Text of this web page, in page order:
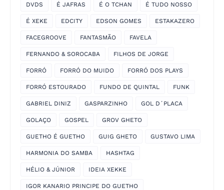
DVDS É JAFRAS É O TCHAN É TUDO NOSSO
É XEKE EDCITY EDSON GOMES ESTAKAZERO
FACEGROOVE FANTASMÃO FAVELA
FERNANDO & SOROCABA FILHOS DE JORGE
FORRÓ FORRÓ DO MUIDO FORRÓ DOS PLAYS
FORRÓ ESTOURADO FUNDO DE QUINTAL FUNK
GABRIEL DINIZ GASPARZINHO GOL D´PLACA
GOLAÇO GOSPEL GROV GHETO
GUETHO É GUETHO GUIG GHETO GUSTAVO LIMA
HARMONIA DO SAMBA HASHTAG
HÉLIO & JÚNIOR IDEIA XEKKE
IGOR KANARIO PRINCIPE DO GUETHO